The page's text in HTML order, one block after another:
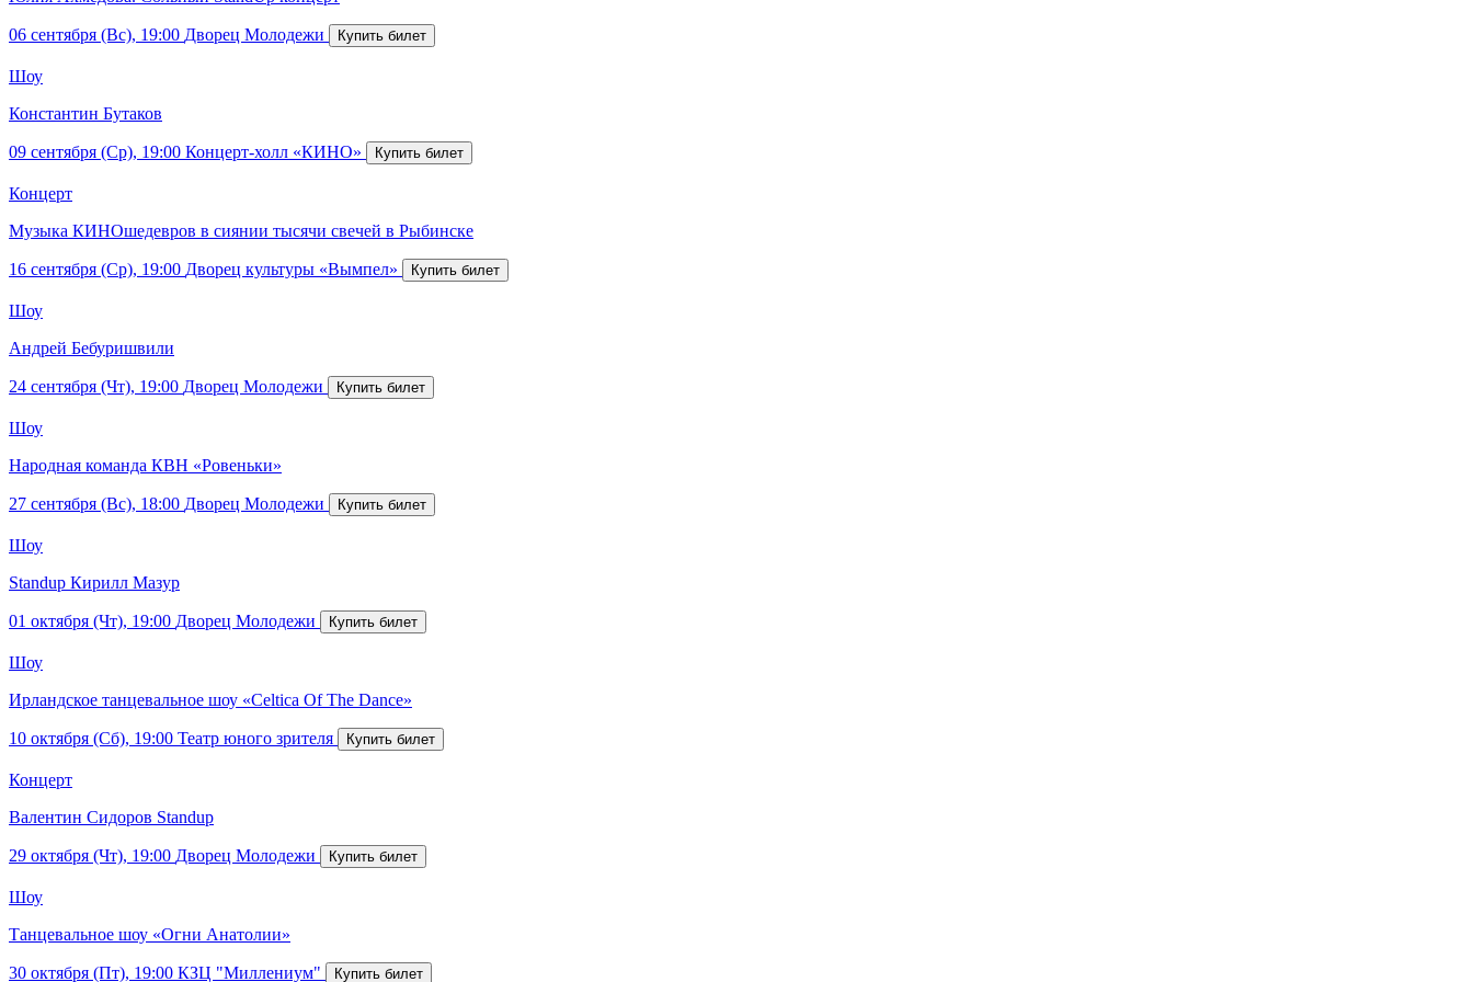
06 сентября (Вс), 19:00 Дворец Молодежи
Шоу
Константин Бутаков
09 сентября (Ср), 19:00 Концерт-холл «КИНО»
Концерт
Музыка КИНОшедевров в сиянии тысячи свечей в Рыбинске
16 сентября (Ср), 19:00 Дворец культуры «Вымпел»
Шоу
Андрей Бебуришвили
24 сентября (Чт), 19:00 Дворец Молодежи
Шоу
Народная команда КВН «Ровеньки»
27 сентября (Вс), 18:00 Дворец Молодежи
Шоу
Standup Кирилл Мазур
01 октября (Чт), 19:00 Дворец Молодежи
Шоу
Ирландское танцевальное шоу «Celtica Of The Dance»
10 октября (Сб), 19:00 Театр юного зрителя
Концерт
Валентин Сидоров Standup
29 октября (Чт), 19:00 Дворец Молодежи
Шоу
Танцевальное шоу «Огни Анатолии»
30 октября (Пт), 19:00 КЗЦ "Миллениум"